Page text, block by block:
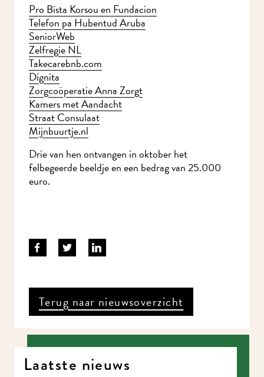
Pro Bista Korsou en Fundacion
Telefon pa Hubentud Aruba
SeniorWeb
Zelfregie NL
Takecarebnb.com
Dignita
Zorgcoöperatie Anna Zorgt
Kamers met Aandacht
Straat Consulaat
Mijnbuurtje.nl
Drie van hen ontvangen in oktober het
felbegeerde beeldje en een bedrag van 25.000
euro.
Terug naar nieuwsoverzicht
Laatste nieuws